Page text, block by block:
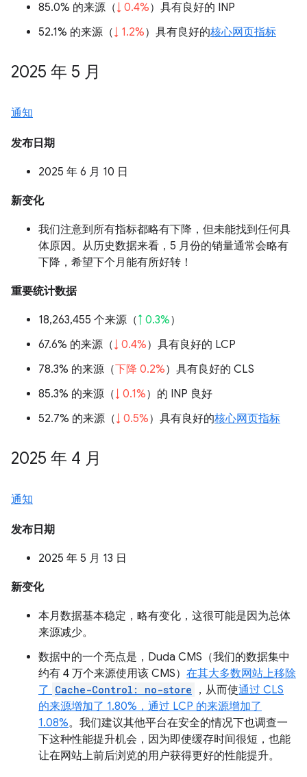
85.0% 的来源（↓ 0.4%）具有良好的 INP
52.1% 的来源（↓ 1.2%）具有良好的核心网页指标
2025 年 5 月
通知
发布日期
2025 年 6 月 10 日
新变化
我们注意到所有指标都略有下降，但未能找到任何具
体原因。从历史数据来看，5 月份的销量通常会略有
下降，希望下个月能有所好转！
重要统计数据
18,263,455 个来源（↑ 0.3%）
67.6% 的来源（↓ 0.4%）具有良好的 LCP
78.3% 的来源（下降 0.2%）具有良好的 CLS
85.3% 的来源（↓ 0.1%）的 INP 良好
52.7% 的来源（↓ 0.5%）具有良好的核心网页指标
2025 年 4 月
通知
发布日期
2025 年 5 月 13 日
新变化
本月数据基本稳定，略有变化，这很可能是因为总体
来源减少。
数据中的一个亮点是，Duda CMS（我们的数据集中
约有 4 万个来源使用该 CMS） 在其大多数网站上移除
了 Cache-Control: no-store ，从而使通过 CLS
的来源增加了 1.80%，通过 LCP 的来源增加了
1.08%。我们建议其他平台在安全的情况下也调查一
下这种性能提升机会，因为即使缓存时间很短，也能
让在网站上前后浏览的用户获得更好的性能提升。